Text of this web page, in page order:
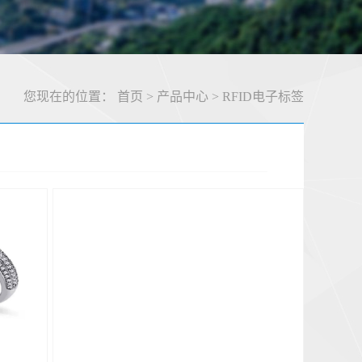
您现在的位置： 首页 > 产品中心 > RFID电子标签